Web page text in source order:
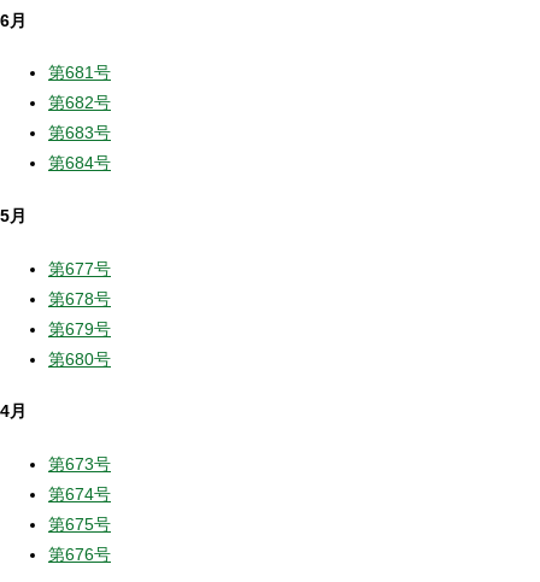
6月
第681号
第682号
第683号
第684号
5月
第677号
第678号
第679号
第680号
4月
第673号
第674号
第675号
第676号